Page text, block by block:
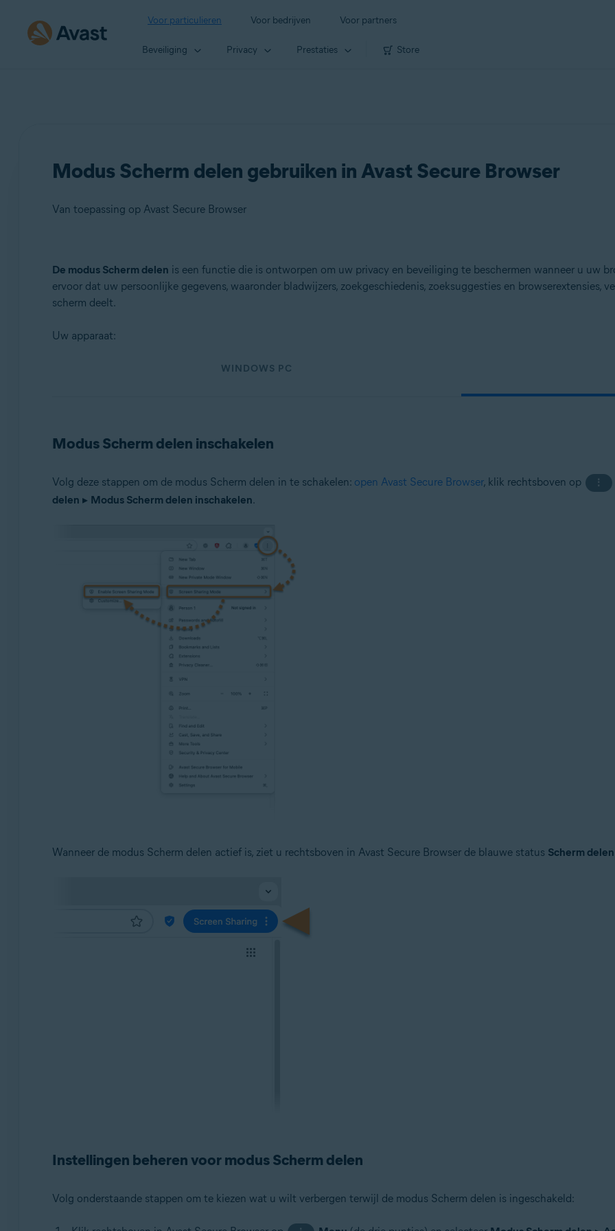
Voor particulieren Voor bedrijven Voor partners
Beveiliging Privacy Prestaties Store
Modus Scherm delen gebruiken in Avast Secure Browser
Van toepassing op Avast Secure Browser
Producten:
Avast Secure Browser
Windows en macOS
De modus Scherm delen is een functie die is ontworpen om uw privacy en beveiliging te beschermen wanneer u uw
ervoor dat uw persoonlijke gegevens, waaronder bladwijzers, zoekgeschiedenis, zoeksuggesties en browserextensies,
scherm deelt.
Uw apparaat:
WINDOWS PC
Modus Scherm delen inschakelen
Volg deze stappen om de modus Scherm delen in te schakelen: open Avast Secure Browser, klik rechtsboven op ⋮
delen ▸ Modus Scherm delen inschakelen.
Wanneer de modus Scherm delen actief is, ziet u rechtsboven in Avast Secure Browser de blauwe status Scherm delen
Instellingen beheren voor modus Scherm delen
Volg onderstaande stappen om te kiezen wat u wilt verbergen terwijl de modus Scherm delen is ingeschakeld: